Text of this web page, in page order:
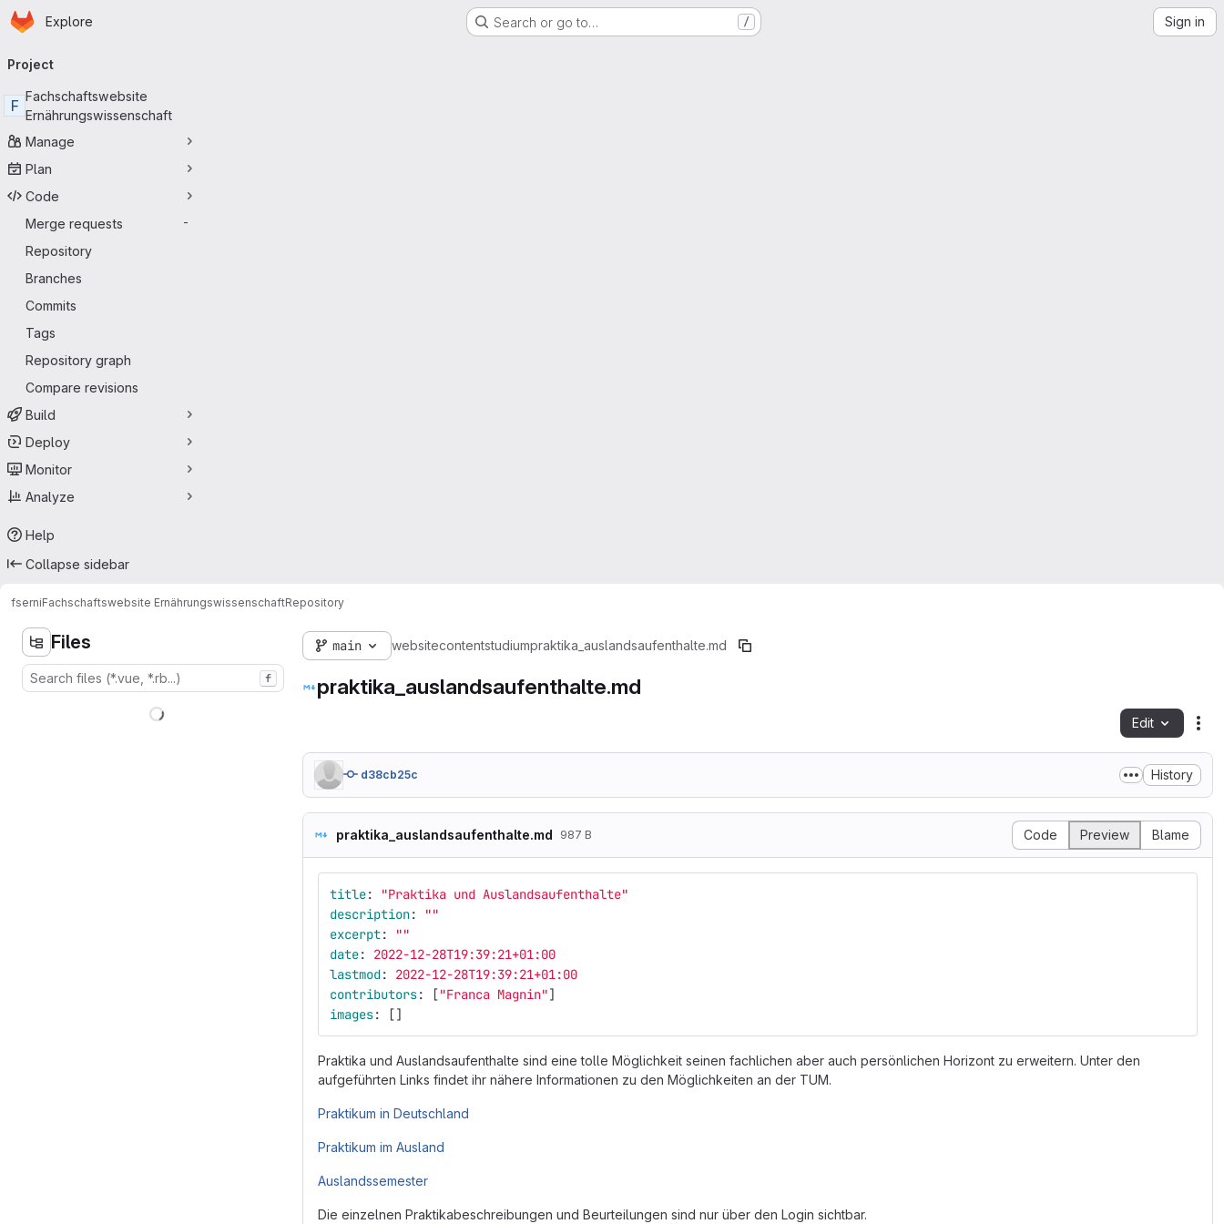
Skip to main content
Homepage
Explore Search or go to… / Sign in
navigation
Project
F
Fachschaftswebsite
Ernährungswissenschaft
Manage
Plan
Code
Merge requests
-
Repository
Branches
Commits
Tags
Repository graph
Compare revisions
Build
Deploy
Monitor
Analyze
Help
Collapse sidebar
fserniFachschaftswebsite ErnährungswissenschaftRepository
Files
f
main websitecontentstudiumpraktika_auslandsaufenthalte.md
praktika_auslandsaufenthalte.md
Edit
d38cb25c History
praktika_auslandsaufenthalte.md 987 B Code Preview Blame
title: "Praktika und Auslandsaufenthalte"
description: ""
excerpt: ""
date:
2022-12-28T19:39:21+01:00
lastmod:
2022-12-28T19:39:21+01:00
contributors: ["Franca Magnin"]
images: []
Praktika und Auslandsaufenthalte sind eine tolle Möglichkeit seinen fachlichen aber auch persönlichen Horizont zu erweitern. Unter den
aufgeführten Links findet ihr nähere Informationen zu den Möglichkeiten an der TUM.
Praktikum in Deutschland
Praktikum im Ausland
Auslandssemester
Die einzelnen Praktikabeschreibungen und Beurteilungen sind nur über den Login sichtbar.